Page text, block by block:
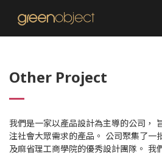
Other Project
我們是一家以產品設計為主導的公司，
注社會大眾需求的產品。 公司聚集了一
及麻省理工商學院的優秀設計團隊。 我